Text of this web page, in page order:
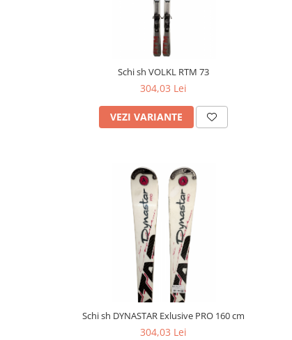
Schi sh VOLKL RTM 73
304,03 Lei
VEZI VARIANTE
Schi sh DYNASTAR Exlusive PRO 160 cm
304,03 Lei